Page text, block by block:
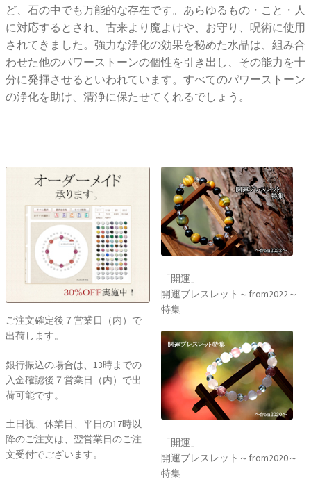
ど、石の中でも万能的な存在です。あらゆるもの・こと・人
に対応するとされ、古来より魔よけや、お守り、呪術に使用
されてきました。強力な浄化の効果を秘めた水晶は、組み合
わせた他のパワーストーンの個性を引き出し、その能力を十
分に発揮させるといわれています。すべてのパワーストーン
の浄化を助け、清浄に保たせてくれるでしょう。
ご注文確定後７営業日（内）で
出荷します。
銀行振込の場合は、13時までの
入金確認後７営業日（内）で出
荷可能です。
土日祝、休業日、平日の17時以
降のご注文は、翌営業日のご注
文受付でございます。
「開運」
開運ブレスレット～from2022～
特集
「開運」
開運ブレスレット～from2020～
特集